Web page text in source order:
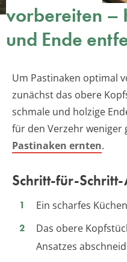
vorbereiten –
und Ende
Um Pastinaken optimal
zunächst das obere
schmale und holzige
für den Verzehr weniger
Pastinaken ernten.
Schritt-für-
Ein scharfes
Das obere
Ansatzes